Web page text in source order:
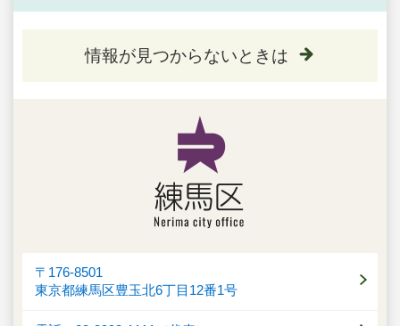
情報が見つからないときは
〒176-8501
東京都練馬区豊玉北6丁目12番1号